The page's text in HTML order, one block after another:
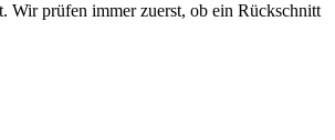
Wir prüfen immer zuerst, ob ein Rückschnitt